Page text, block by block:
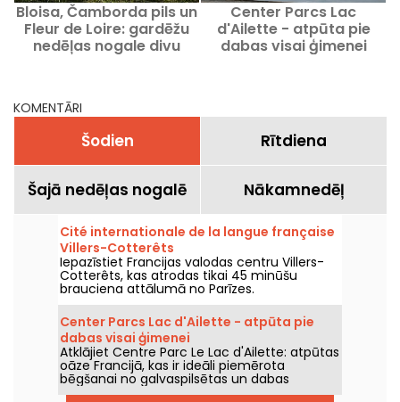
Bloisa, Čamborda pils un
Fleur de Loire: gardēžu
nedēļas nogale divu
Center Parcs Lac
d'Ailette - atpūta pie
dabas visai ģimenei
KOMENTĀRI
Šodien Rītdiena
Šajā nedēļas nogalē Nākamnedēļ
Cité internationale de la langue française
Villers-Cotterêts
Iepazīstiet Francijas valodas centru Villers-
Cotterêts, kas atrodas tikai 45 minūšu
brauciena attālumā no Parīzes.
Center Parcs Lac d'Ailette - atpūta pie
dabas visai ģimenei
Atklājiet Centre Parc Le Lac d'Ailette: atpūtas
oāze Francijā, kas ir ideāli piemērota
bēgšanai no galvaspilsētas un dabas
baudīšanai.